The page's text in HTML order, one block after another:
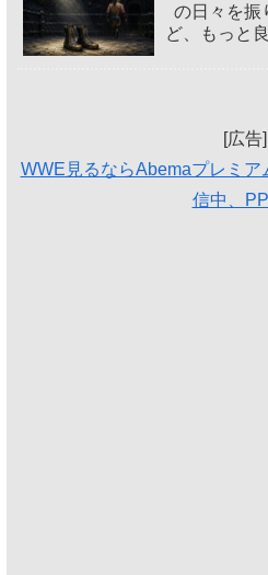
の日々を振
ど、もっと
[広告]
WWE見るならAbemaプレミ
信中、